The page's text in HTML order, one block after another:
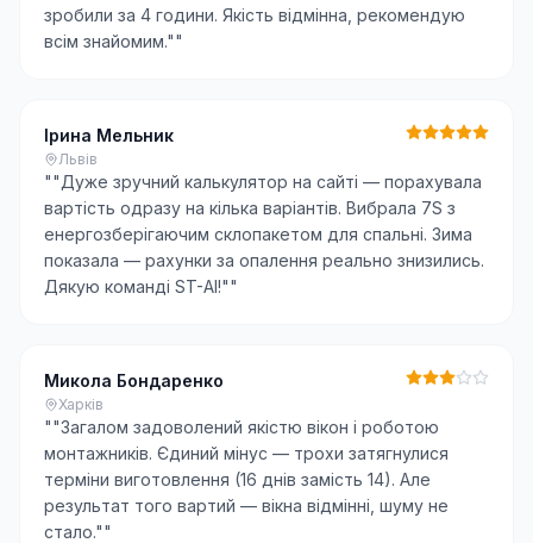
зробили за 4 години. Якість відмінна, рекомендую
всім знайомим.""
Ірина Мельник
Львів
""Дуже зручний калькулятор на сайті — порахувала
вартість одразу на кілька варіантів. Вибрала 7S з
енергозберігаючим склопакетом для спальні. Зима
показала — рахунки за опалення реально знизились.
Дякую команді ST-AI!""
Микола Бондаренко
Харків
""Загалом задоволений якістю вікон і роботою
монтажників. Єдиний мінус — трохи затягнулися
терміни виготовлення (16 днів замість 14). Але
результат того вартий — вікна відмінні, шуму не
стало.""